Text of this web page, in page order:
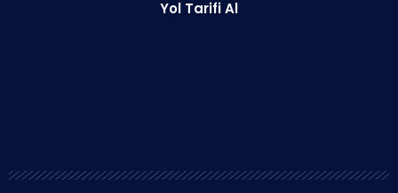
Yol Tarifi Al